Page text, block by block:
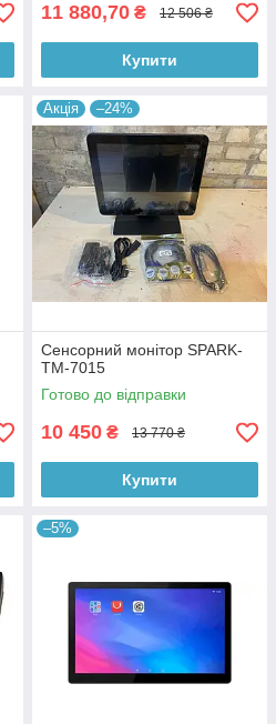
11 880,70 ₴ 12 506 ₴
Купити
Акція –24%
Сенсорний монітор SPARK-
TM-7015
Готово до відправки
10 450 ₴ 13 770 ₴
Купити
–5%